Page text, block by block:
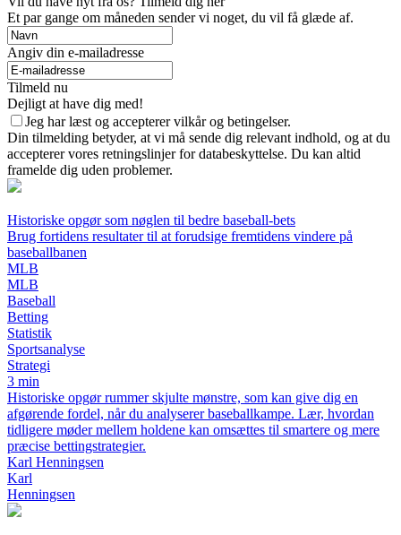
Et par gange om måneden sender vi noget, du vil få glæde af.
Angiv din e-mailadresse
Tilmeld nu
Dejligt at have dig med!
Jeg har læst og accepterer vilkår og betingelser.
Din tilmelding betyder, at vi må sende dig relevant indhold, og at du
accepterer vores retningslinjer for databeskyttelse. Du kan altid
framelde dig uden problemer.
Historiske opgør som nøglen til bedre baseball-bets
Brug fortidens resultater til at forudsige fremtidens vindere på
baseballbanen
MLB
MLB
Baseball
Betting
Statistik
Sportsanalyse
Strategi
3 min
Historiske opgør rummer skjulte mønstre, som kan give dig en
afgørende fordel, når du analyserer baseballkampe. Lær, hvordan
tidligere møder mellem holdene kan omsættes til smartere og mere
præcise bettingstrategier.
Karl Henningsen
Karl
Henningsen